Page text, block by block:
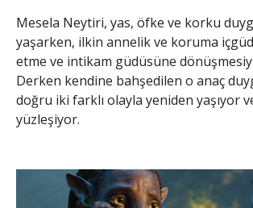
Mesela Neytiri, yas, öfke ve korku
yaşarken, ilkin annelik ve koruma
etme ve intikam güdüsüne
Derken kendine bahşedilen o anaç
doğru iki farklı olayla yeniden yaşıyor
yüzleşiyor.